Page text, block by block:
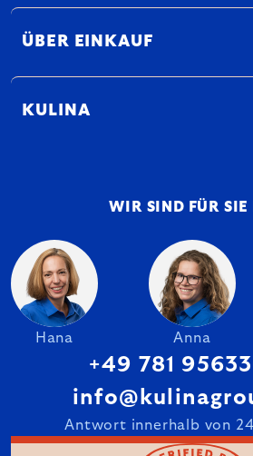
ÜBER EINKAUF
KULINA
WIR SIND FÜR SIE
Hana Anna
+49 781
Antwort innerhalb von